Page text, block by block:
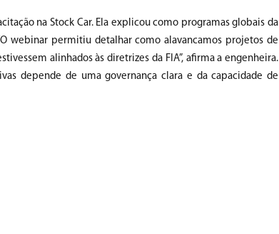
na Stock Car. Ela explicou como programas globais da
webinar permitiu detalhar como alavancamos projetos de
alinhados às diretrizes da FIA”, afirma a engenheira.
depende de uma governança clara e da capacidade de